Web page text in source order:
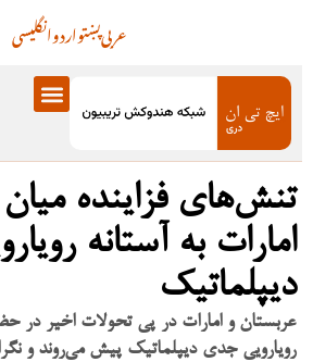
انگلیسیاردوپښتوعربی
تنش‌های فزاینده
امارات به آستانه
دیپلماتیک
عربستان و امارات در پی تحولات اخیر
رویارویی جدی دیپلماتیک پیش می‌روند و